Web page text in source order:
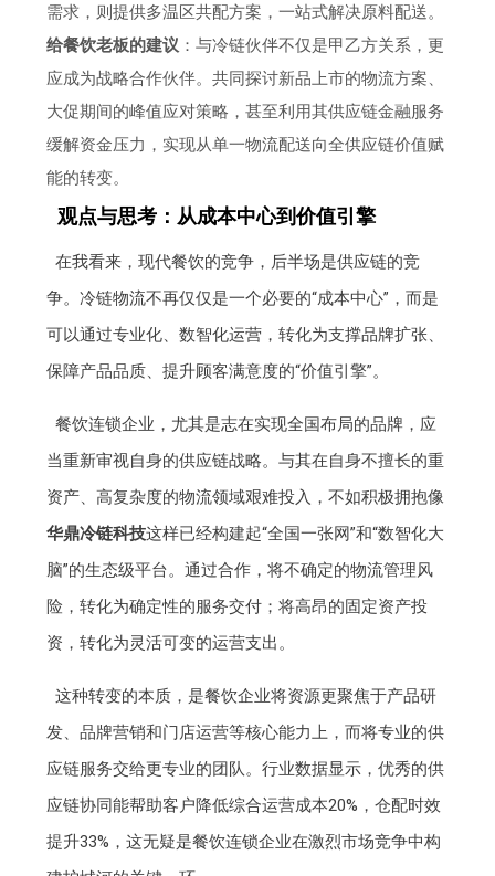
需求，则提供多温区共配方案，一站式解决原料配送。
给餐饮老板的建议 ：与冷链伙伴不仅是甲乙方关系，更
应成为战略合作伙伴。共同探讨新品上市的物流方案、
大促期间的峰值应对策略，甚至利用其供应链金融服务
缓解资金压力，实现从单一物流配送向全供应链价值赋
能的转变。
观点与思考：从成本中心到价值引擎
在我看来，现代餐饮的竞争，后半场是供应链的竞
争。冷链物流不再仅仅是一个必要的“成本中心”，而是
可以通过专业化、数智化运营，转化为支撑品牌扩张、
保障产品品质、提升顾客满意度的“价值引擎”。
餐饮连锁企业，尤其是志在实现全国布局的品牌，应
当重新审视自身的供应链战略。与其在自身不擅长的重
资产、高复杂度的物流领域艰难投入，不如积极拥抱像
华鼎冷链科技这样已经构建起“全国一张网”和“数智化大
脑”的生态级平台。通过合作，将不确定的物流管理风
险，转化为确定性的服务交付；将高昂的固定资产投
资，转化为灵活可变的运营支出。
这种转变的本质，是餐饮企业将资源更聚焦于产品研
发、品牌营销和门店运营等核心能力上，而将专业的供
应链服务交给更专业的团队。行业数据显示，优秀的供
应链协同能帮助客户降低综合运营成本20%，仓配时效
提升33%，这无疑是餐饮连锁企业在激烈市场竞争中构